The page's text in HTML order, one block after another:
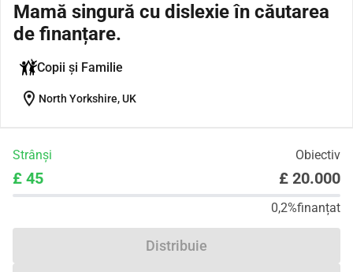
Mamă singură cu dislexie în căutarea
de finanțare.
Copii și Familie
location_on North Yorkshire, UK
Strânși Obiectiv
£ 45 £ 20.000
0,2%finanțat
Distribuie